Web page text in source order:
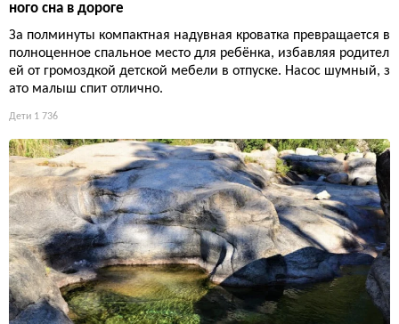
ного сна в дороге
За полминуты компактная надувная кроватка превращается в
полноценное спальное место для ребёнка, избавляя родител
ей от громоздкой детской мебели в отпуске. Насос шумный, з
ато малыш спит отлично.
Дети 1 736